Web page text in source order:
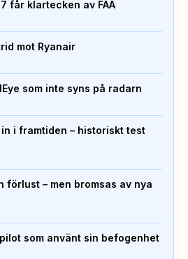
får klartecken av FAA
mot Ryanair
som inte syns på radarn
i framtiden – historiskt test
förlust – men bromsas av nya
som använt sin befogenhet